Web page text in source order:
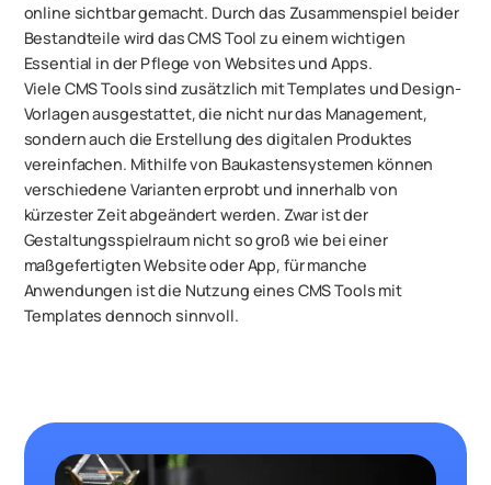
online sichtbar gemacht. Durch das Zusammenspiel beider
Bestandteile wird das CMS Tool zu einem wichtigen
Essential in der Pflege von Websites und Apps.
Viele CMS Tools sind zusätzlich mit Templates und Design-
Vorlagen ausgestattet, die nicht nur das Management,
sondern auch die Erstellung des digitalen Produktes
vereinfachen. Mithilfe von Baukastensystemen können
verschiedene Varianten erprobt und innerhalb von
kürzester Zeit abgeändert werden. Zwar ist der
Gestaltungsspielraum nicht so groß wie bei einer
maßgefertigten Website oder App, für manche
Anwendungen ist die Nutzung eines CMS Tools mit
Templates dennoch sinnvoll.